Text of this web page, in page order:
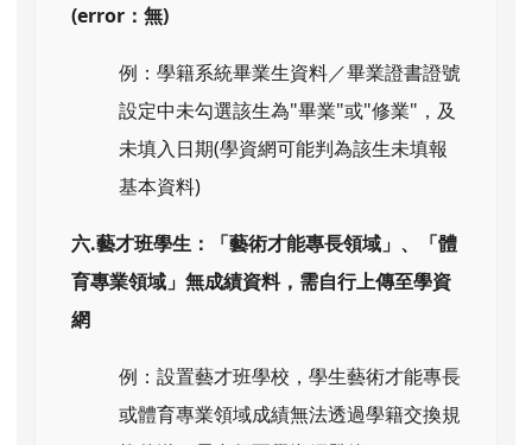
(error：無)
例：學籍系統畢業生資料／畢業證書證號
設定中未勾選該生為"畢業"或"修業"，及
未填入日期(學資網可能判為該生未填報
基本資料)
六.藝才班學生：「藝術才能專長領域」、「體
育專業領域」無成績資料，需自行上傳至學資
網
例：設置藝才班學校，學生藝術才能專長
或體育專業領域成績無法透過學籍交換規